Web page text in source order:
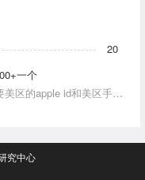
20
一个
区的apple id和美区手机
究中心